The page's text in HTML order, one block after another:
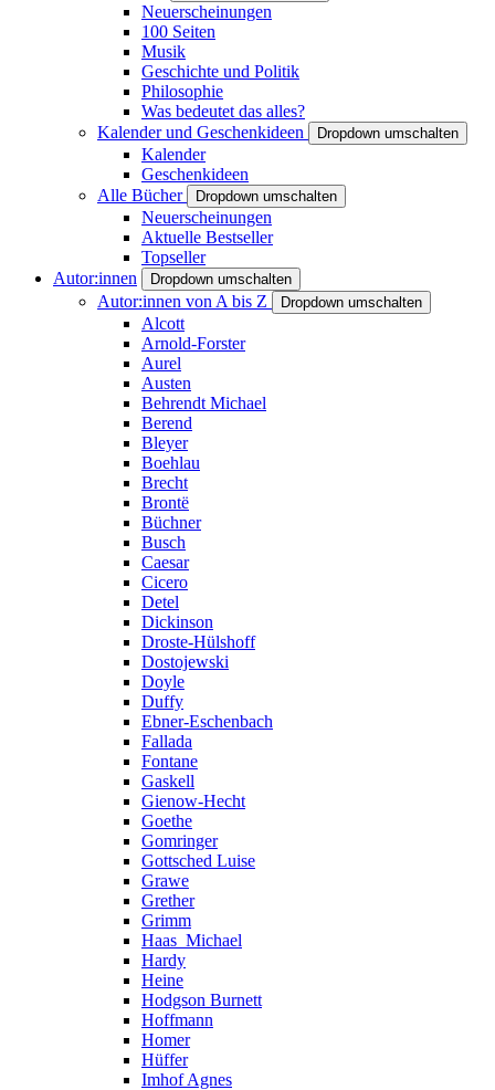
Neuerscheinungen
100 Seiten
Musik
Geschichte und Politik
Philosophie
Was bedeutet das alles?
Kalender und Geschenkideen
Dropdown umschalten
Kalender
Geschenkideen
Alle Bücher
Dropdown umschalten
Neuerscheinungen
Aktuelle Bestseller
Topseller
Autor:innen
Dropdown umschalten
Autor:innen von A bis Z Dropdown umschalten
Alcott
Arnold-Forster
Aurel
Austen
Behrendt Michael
Berend
Bleyer
Boehlau
Brecht
Brontë
Büchner
Busch
Caesar
Cicero
Detel
Dickinson
Droste-Hülshoff
Dostojewski
Doyle
Duffy
Ebner-Eschenbach
Fallada
Fontane
Gaskell
Gienow-Hecht
Goethe
Gomringer
Gottsched Luise
Grawe
Grether
Grimm
Haas_Michael
Hardy
Heine
Hodgson Burnett
Hoffmann
Homer
Hüffer
Imhof Agnes